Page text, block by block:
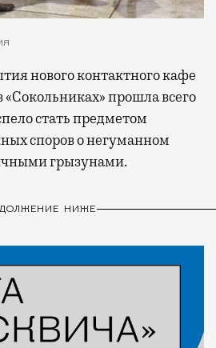
«Сокольниках» прошла всего
стать предметом
споров о негуманном
грызунами.
НИЖЕ